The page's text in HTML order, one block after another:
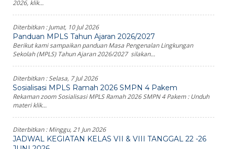
2026, klik...
Diterbitkan :Jumat, 10 Jul 2026
Panduan MPLS Tahun Ajaran 2026/2027
Berikut kami sampaikan panduan Masa Pengenalan Lingkungan
Sekolah (MPLS) Tahun Ajaran 2026/2027 silakan...
Diterbitkan :Selasa, 7 Jul 2026
Sosialisasi MPLS Ramah 2026 SMPN 4 Pakem
Rekaman zoom Sosialisasi MPLS Ramah 2026 SMPN 4 Pakem : Unduh
materi klik...
Diterbitkan :Minggu, 21 Jun 2026
JADWAL KEGIATAN KELAS VII & VIII TANGGAL 22 -26